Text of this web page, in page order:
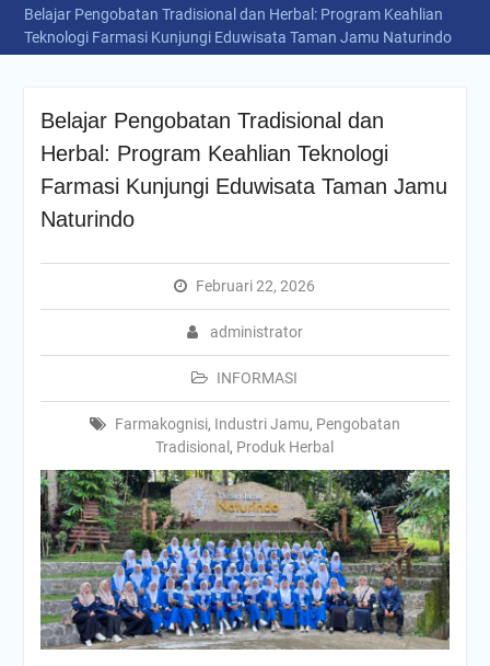
Belajar Pengobatan Tradisional dan Herbal: Program Keahlian
Teknologi Farmasi Kunjungi Eduwisata Taman Jamu Naturindo
Belajar Pengobatan Tradisional dan
Herbal: Program Keahlian Teknologi
Farmasi Kunjungi Eduwisata Taman Jamu
Naturindo
Februari 22, 2026
administrator
INFORMASI
Farmakognisi, Industri Jamu, Pengobatan
Tradisional , Produk Herbal